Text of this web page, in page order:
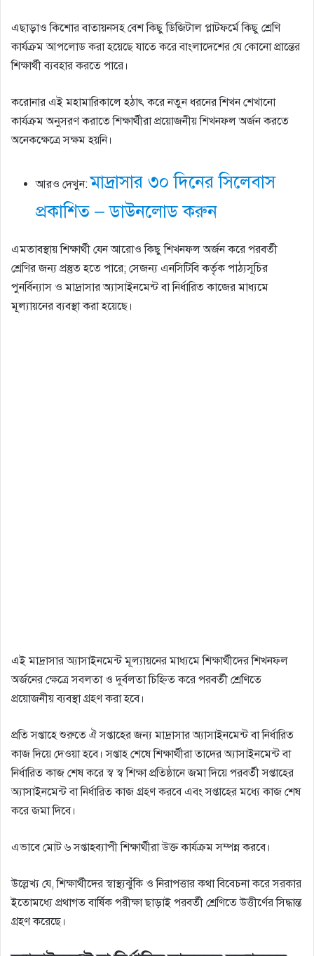
এছাড়াও কিশাের বাতায়নসহ বেশ কিছু ডিজিটাল প্লাটফর্মে কিছু শ্রেণি
কার্যক্রম আপলােড করা হয়েছে যাতে করে বাংলাদেশের যে কোনাে প্রান্তের
শিক্ষার্থী ব্যবহার করতে পারে।
করােনার এই মহামারিকালে হঠাৎ করে নতুন ধরনের শিখন শেখানাে
কার্যক্রম অনুসরণ করাতে শিক্ষার্থীরা প্রয়ােজনীয় শিখনফল অর্জন করতে
অনেকক্ষেত্রে সক্ষম হয়নি।
আরও দেখুন: মাদ্রাসার ৩০ দিনের সিলেবাস
প্রকাশিত – ডাউনলোড করুন
এমতাবস্থায় শিক্ষার্থী যেন আরােও কিছু শিখনফল অর্জন করে পরবর্তী
শ্রেণির জন্য প্রস্তুত হতে পারে; সেজন্য এনসিটিবি কর্তৃক পাঠ্যসূচির
পুনর্বিন্যাস ও মাদ্রাসার অ্যাসাইনমেন্ট বা নির্ধারিত কাজের মাধ্যমে
মূল্যায়নের ব্যবস্থা করা হয়েছে।
এই মাদ্রাসার অ্যাসাইনমেন্ট মূল্যায়নের মাধ্যমে শিক্ষার্থীদের শিখনফল
অর্জনের ক্ষেত্রে সবলতা ও দুর্বলতা চিহ্নিত করে পরবর্তী শ্রেণিতে
প্রয়ােজনীয় ব্যবস্থা গ্রহণ করা হবে।
প্রতি সপ্তাহে শুরুতে ঐ সপ্তাহের জন্য মাদ্রাসার অ্যাসাইনমেন্ট বা নির্ধারিত
কাজ দিয়ে দেওয়া হবে। সপ্তাহ শেষে শিক্ষার্থীরা তাদের অ্যাসাইনমেন্ট বা
নির্ধারিত কাজ শেষ করে স্ব স্ব শিক্ষা প্রতিষ্ঠানে জমা দিয়ে পরবর্তী সপ্তাহের
অ্যাসাইনমেন্ট বা নির্ধারিত কাজ গ্রহণ করবে এবং সপ্তাহের মধ্যে কাজ শেষ
করে জমা দিবে।
এভাবে মােট ৬ সপ্তাহব্যাপী শিক্ষার্থীরা উক্ত কার্যক্রম সম্পন্ন করবে।
উল্লেখ্য যে, শিক্ষার্থীদের স্বাস্থ্যঝুঁকি ও নিরাপত্তার কথা বিবেচনা করে সরকার
ইতােমধ্যে প্রথাগত বার্ষিক পরীক্ষা ছাড়াই পরবর্তী শ্রেণিতে উত্তীর্ণের সিদ্ধান্ত
গ্রহণ করেছে।